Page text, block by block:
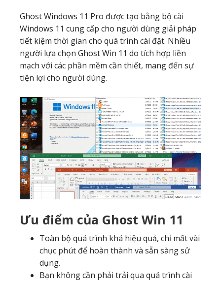
Ghost Windows 11 Pro được tạo bằng bộ cài
Windows 11 cung cấp cho người dùng giải pháp
tiết kiệm thời gian cho quá trình cài đặt. Nhiều
người lựa chọn Ghost Win 11 do tích hợp liền
mạch với các phần mềm cần thiết, mang đến sự
tiện lợi cho người dùng.
Ưu điểm của Ghost Win 11
Toàn bộ quá trình khá hiệu quả, chỉ mất vài
chục phút để hoàn thành và sẵn sàng sử
dụng.
Bạn không cần phải trải qua quá trình cài